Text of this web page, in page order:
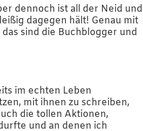
dennoch ist all der Neid und
dagegen hält! Genau mit
das sind die Buchblogger und
im echten Leben
mit ihnen zu schreiben,
die tollen Aktionen,
und an denen ich